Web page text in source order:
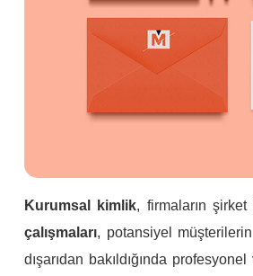
Kurumsal kimlik, firmaların
çalışmaları, potansiyel müşterilerin
dışarıdan bakıldığında